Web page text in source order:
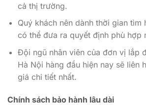
cả thị trường.
Quý khách nên dành thời gian tìm
có thể đưa ra quyết định phù hợp
Đội ngũ nhân viên của đơn vị lắp
Hà Nội hàng đầu hiện nay sẽ liên
giá chi tiết nhất.
Chính sách bảo hành lâu dài